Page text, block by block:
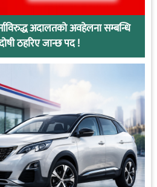
अदालतको अवहेलना सम्बन्धि
ठहरिए जान्छ पद !